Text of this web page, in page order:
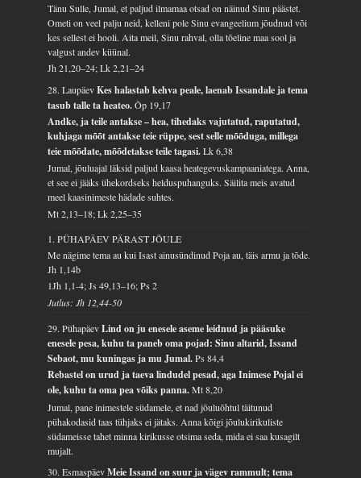
Tänu Sulle, Jumal, et paljud ilmamaa otsad on näinud Sinu päästet.
Ometi on veel palju neid, kelleni pole Sinu evangeelium jõudnud või
kes sellest ei hooli. Aita meil, Sinu rahval, olla tõeline maa sool ja
valgust andev küünal.
Jh 21,20–24; Lk 2,21–24
28. LaupäevKes halastab kehva peale, laenab Issandale ja tema
tasub talle ta heateo.Õp 19,17
Andke, ja teile antakse – hea, tihedaks vajutatud, raputatud,
kuhjaga mõõt antakse teie rüppe, sest selle mõõduga, millega
teie mõõdate, mõõdetakse teile tagasi.Lk 6,38
Jumal, jõuluajal läksid paljud kaasa heategevuskampaaniatega. Anna,
et see ei jääks ühekordseks helduspuhanguks. Säilita meis avatud
meel kaasinimeste hädade suhtes.
Mt 2,13–18; Lk 2,25–35
1. PÜHAPÄEV PÄRAST JÕULE
Me nägime tema au kui Isast ainusündinud Poja au, täis armu ja tõde.
Jh 1,14b
1Jh 1,1-4; Js 49,13–16; Ps 2
Jutlus: Jh 12,44-50
29. PühapäevLind on ju enesele aseme leidnud ja pääsuke
enesele pesa, kuhu ta paneb oma pojad: Sinu altarid, Issand
Sebaot, mu kuningas ja mu Jumal.Ps 84,4
Rebastel on urud ja taeva lindudel pesad, aga Inimese Pojal ei
ole, kuhu ta oma pea võiks panna.Mt 8,20
Jumal, pane inimestele südamele, et nad jõuluõhtul täitunud
pühakodasid taas tühjaks ei jätaks. Anna kõigi jõulukirikuliste
südameisse tahet minna kirikusse otsima seda, mida ei saa kusagilt
mujalt.
30. EsmaspäevMeie Issand on suur ja vägev rammult; tema